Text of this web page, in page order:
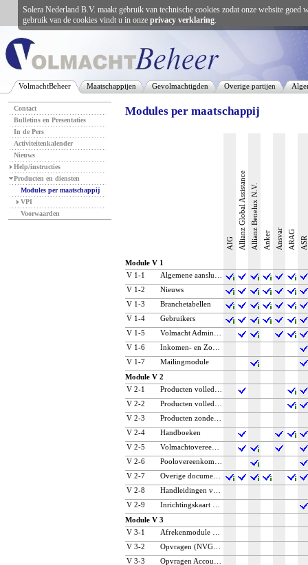
VolmachtBeheer Maatschappijen Gevolmachtigden Overige partijen
Contact
Bulletins en Presentaties
In de Pers
Activiteitenkalender
Nieuws
Help/instructies
Producten en diensten
Modules per maatschappij
VPI
Voorwaarden
Modules per maatschappij
AIG Allianz Global AssistanceAllianz Benelux N.V. Anker Ansvar ARAG ASR
Module V 1
V 1‑1
V 1‑2
Nieuws
V 1‑3
Branchetabellen
V 1‑4
Gebruikers
V 1‑5
V 1‑6
V 1‑7
Mailingmodule
Module V 2
V 2‑1
V 2‑2
V 2‑3
V 2‑4
Handboeken
V 2‑5
V 2‑6
V 2‑7
V 2‑8
V 2‑9
Module V 3
V 3‑1
V 3‑2
V 3‑3
Solera Nederland B.V. maakt gebruik van technische cookies zodat onze website
gebruik van de cookies vindt u in onze privacy verklaring.